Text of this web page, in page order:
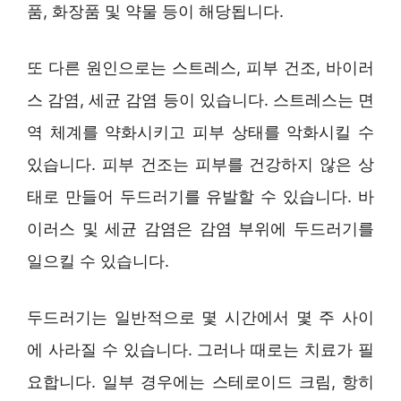
품, 화장품 및 약물 등이 해당됩니다.
또 다른 원인으로는 스트레스, 피부 건조, 바이러
스 감염, 세균 감염 등이 있습니다. 스트레스는 면
역 체계를 약화시키고 피부 상태를 악화시킬 수
있습니다. 피부 건조는 피부를 건강하지 않은 상
태로 만들어 두드러기를 유발할 수 있습니다. 바
이러스 및 세균 감염은 감염 부위에 두드러기를
일으킬 수 있습니다.
두드러기는 일반적으로 몇 시간에서 몇 주 사이
에 사라질 수 있습니다. 그러나 때로는 치료가 필
요합니다. 일부 경우에는 스테로이드 크림, 항히